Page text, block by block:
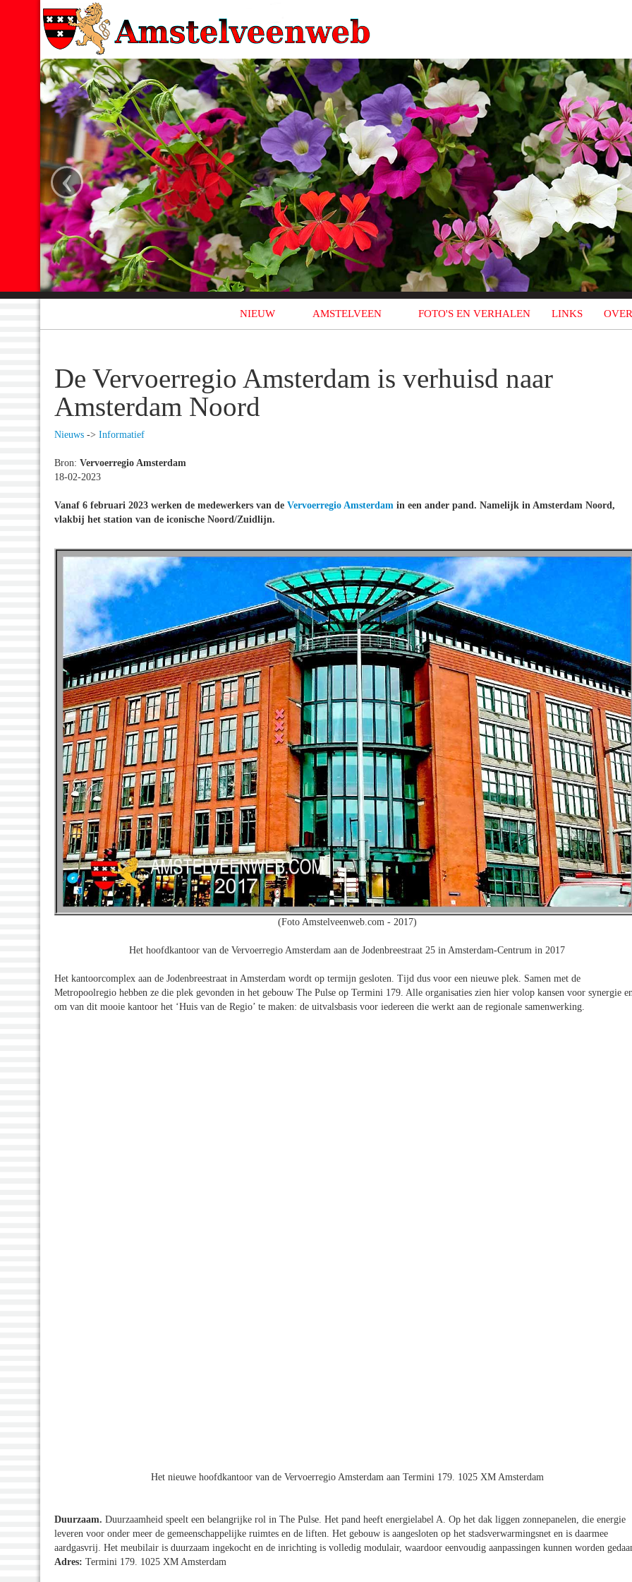
‹
NIEUW AMSTELVEEN FOTO'S EN VERHALEN LINKS
De Vervoerregio Amsterdam is verhuisd naar
Amsterdam Noord
Nieuws -> Informatief
Bron: Vervoerregio Amsterdam
18-02-2023
Vanaf 6 februari 2023 werken de medewerkers van de Vervoerregio Amsterdam in een ander pand. Namelijk in Amsterdam Noord,
vlakbij het station van de iconische Noord/Zuidlijn.
(Foto Amstelveenweb.com - 2017)
Het hoofdkantoor van de Vervoerregio Amsterdam aan de Jodenbreestraat 25 in Amsterdam-Centrum in 2017
Het kantoorcomplex aan de Jodenbreestraat in Amsterdam wordt op termijn gesloten. Tijd dus voor een nieuwe plek. Samen met de
Metropoolregio hebben ze die plek gevonden in het gebouw The Pulse op Termini 179. Alle organisaties zien hier volop kansen voor synergie
om van dit mooie kantoor het ‘Huis van de Regio’ te maken: de uitvalsbasis voor iedereen die werkt aan de regionale samenwerking.
Het nieuwe hoofdkantoor van de Vervoerregio Amsterdam aan Termini 179. 1025 XM Amsterdam
Duurzaam. Duurzaamheid speelt een belangrijke rol in The Pulse. Het pand heeft energielabel A. Op het dak liggen zonnepanelen, die energie
leveren voor onder meer de gemeenschappelijke ruimtes en de liften. Het gebouw is aangesloten op het stadsverwarmingsnet en is daarmee
aardgasvrij. Het meubilair is duurzaam ingekocht en de inrichting is volledig modulair, waardoor eenvoudig aanpassingen kunnen worden
Adres: Termini 179. 1025 XM Amsterdam